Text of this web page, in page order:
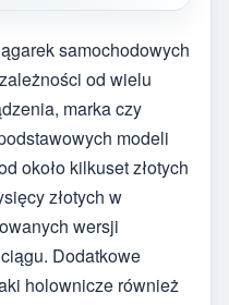
samochodowych
od wielu
marka czy
modeli
około kilkuset złotych
złotych w
wersji
Dodatkowe
holownicze również